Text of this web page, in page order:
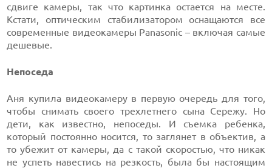
сдвиге камеры, так что картинка остается на месте.
Кстати, оптическим стабилизатором оснащаются все
современные видеокамеры Panasonic – включая самые
дешевые.
Непоседа
Аня купила видеокамеру в первую очередь для того,
чтобы снимать своего трехлетнего сына Сережу. Но
дети, как известно, непоседы. И съемка ребенка,
который постоянно носится, то заглянет в объектив, а
то убежит от камеры, да с такой скоростью, что никак
не успеть навестись на резкость, была бы настоящим